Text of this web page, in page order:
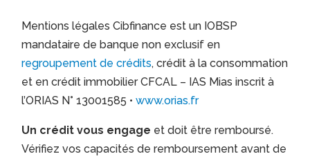
Mentions légales Cibfinance est un IOBSP
mandataire de banque non exclusif en
regroupement de crédits, crédit à la consommation
et en crédit immobilier CFCAL – IAS Mias inscrit à
l’ORIAS N° 13001585 •www.orias.fr
Un crédit vous engage et doit être remboursé.
Vérifiez vos capacités de remboursement avant de